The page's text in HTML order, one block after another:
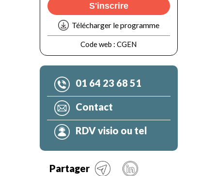
S'inscrire
Télécharger le programme
Code web : CGEN
01 64 23 68 51
Contact
RDV visio ou tel
Partager